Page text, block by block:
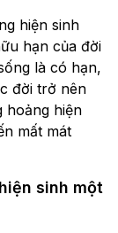
hiện sinh
hạn của đời
là có hạn,
đời trở nên
hoảng hiện
mất mát
sinh một